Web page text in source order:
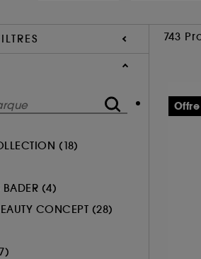
743
(18)
BADER (4)
CONCEPT (28)